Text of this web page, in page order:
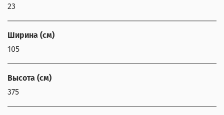
23
Ширина (см)
105
Высота (см)
375